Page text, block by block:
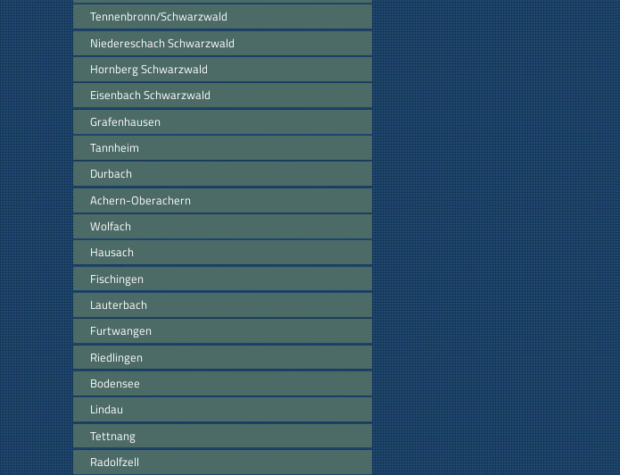
Tennenbronn/Schwarzwald
Niedereschach Schwarzwald
Hornberg Schwarzwald
Eisenbach Schwarzwald
Grafenhausen
Tannheim
Durbach
Achern-Oberachern
Wolfach
Hausach
Fischingen
Lauterbach
Furtwangen
Riedlingen
Bodensee
Lindau
Tettnang
Radolfzell